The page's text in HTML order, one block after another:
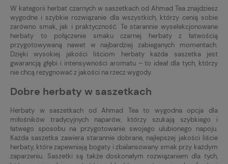
W kategorii herbat czarnych w saszetkach od Ahmad Tea znajdziesz
wygodne i szybkie rozwiązanie dla wszystkich, którzy cenią sobie
zarówno smak, jak i praktyczność. Te starannie wyselekcjonowane
herbaty to połączenie smaku czarnej herbaty z łatwością
przygotowywaną nawet w najbardziej zabieganych momentach.
Dzięki wysokiej jakości liściom herbaty każda saszetka jest
gwarancją głębi i intensywności aromatu – to ideał dla tych, którzy
nie chcą rezygnować z jakości na rzecz wygody.
Dobre herbaty w saszetkach
Herbaty w saszetkach od Ahmad Tea to wygodna opcja dla
miłośników tradycyjnych naparów, którzy szukają szybkiego i
łatwego sposobu na przygotowanie swojego ulubionego napoju.
Każda saszetka zawiera starannie dobrane, najlepszej jakości liście
herbaty, które zapewniają bogaty i zbalansowany smak przy każdym
zaparzeniu. Saszetki są także doskonałym rozwiązaniem dla tych,